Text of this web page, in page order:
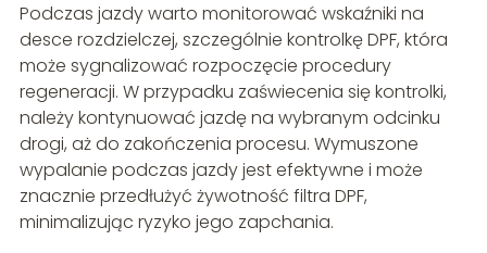
Podczas jazdy warto monitorować wskaźniki na
desce rozdzielczej, szczególnie kontrolkę DPF, która
może sygnalizować rozpoczęcie procedury
regeneracji. W przypadku zaświecenia się kontrolki,
należy kontynuować jazdę na wybranym odcinku
drogi, aż do zakończenia procesu. Wymuszone
wypalanie podczas jazdy jest efektywne i może
znacznie przedłużyć żywotność filtra DPF,
minimalizując ryzyko jego zapchania.